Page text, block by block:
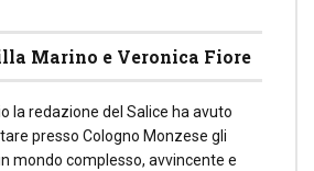
Marino e Veronica Fiore
la redazione del Salice ha avuto
presso Cologno Monzese gli
mondo complesso, avvincente e